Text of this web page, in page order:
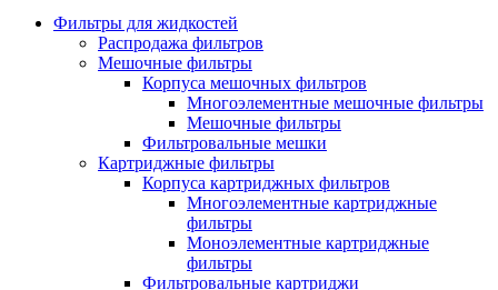
Фильтры для жидкостей
Распродажа фильтров
Мешочные фильтры
Корпуса мешочных фильтров
Многоэлементные мешочные фильтры
Мешочные фильтры
Фильтровальные мешки
Картриджные фильтры
Корпуса картриджных фильтров
Многоэлементные картриджные
фильтры
Моноэлементные картриджные
фильтры
Фильтровальные картриджи